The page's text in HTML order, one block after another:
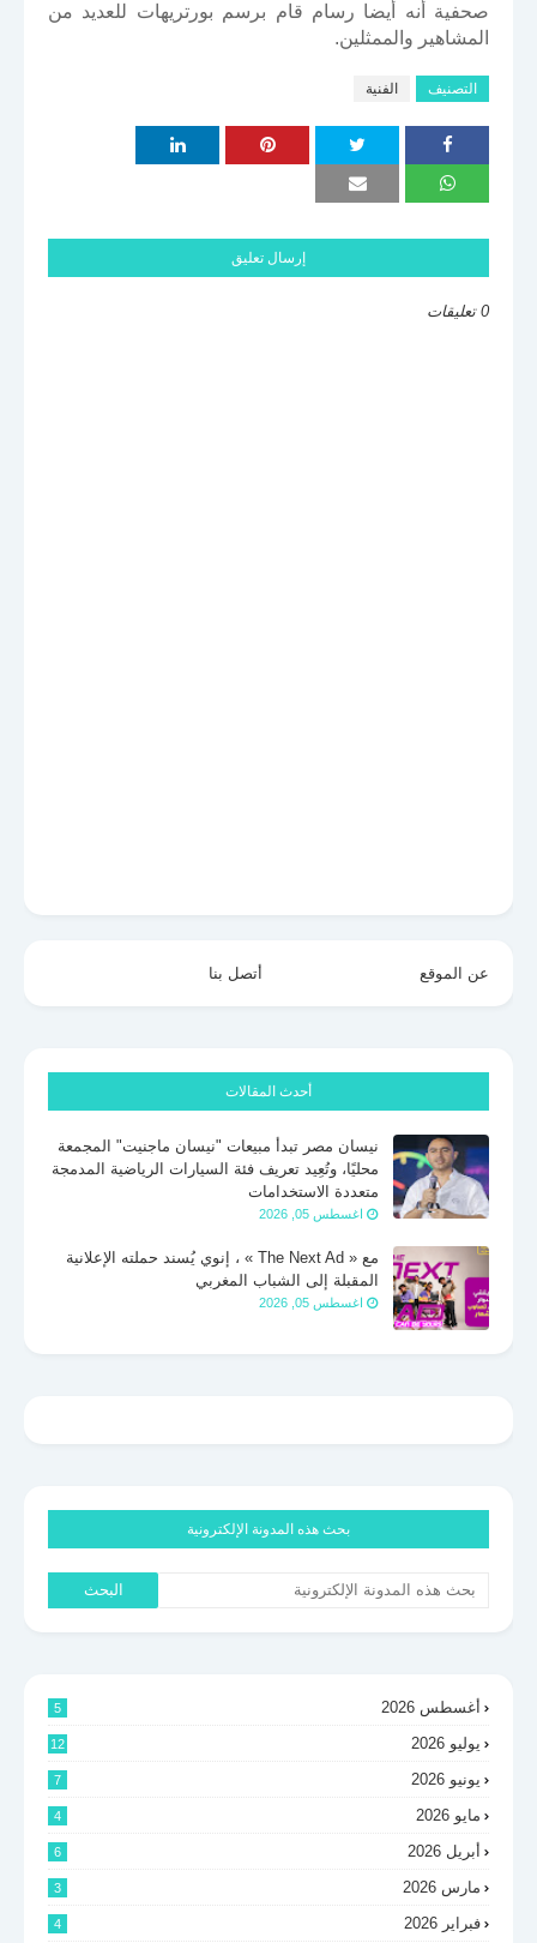
صحفية أنه أيضا رسام قام برسم بورتريهات للعديد من
المشاهير والممثلين.
التصنيف الفنية
إرسال تعليق
0 تعليقات
عن الموقع أتصل بنا
أحدث المقالات
نيسان مصر تبدأ مبيعات "نيسان ماجنيت" المجمعة
محليًا، وتُعِيد تعريف فئة السيارات الرياضية المدمجة
متعددة الاستخدامات
اغسطس 05, 2026
مع « The Next Ad » ، إنوي يُسند حملته الإعلانية
المقبلة إلى الشباب المغربي
اغسطس 05, 2026
بحث هذه المدونة الإلكترونية
أغسطس 2026 5
يوليو 2026 12
يونيو 2026 7
مايو 2026 4
أبريل 2026 6
مارس 2026 3
فبراير 2026 4